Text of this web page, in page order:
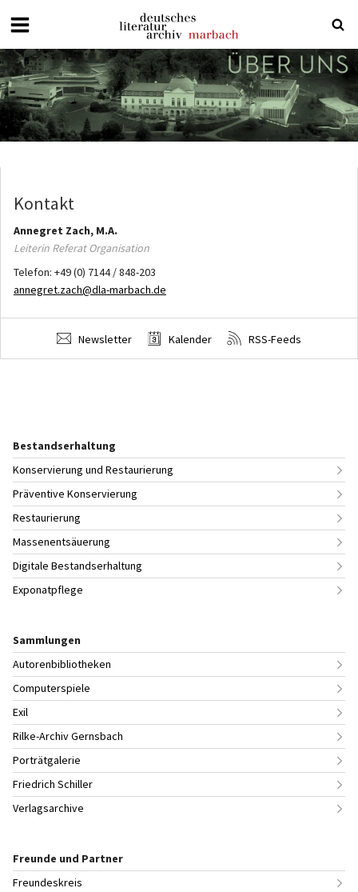
Deutsches
Literaturarchiv
Marbach
Kontakt
Annegret Zach, M.A.
Leiterin Referat Organisation
Telefon: +49 (0) 7144 / 848-203
annegret.zach@dla-marbach.de
Newsletter Kalender RSS-Feeds
Bestandserhaltung
Konservierung und Restaurierung
Präventive Konservierung
Restaurierung
Massenentsäuerung
Digitale Bestandserhaltung
Exponatpflege
Sammlungen
Autorenbibliotheken
Computerspiele
Exil
Rilke-Archiv Gernsbach
Porträtgalerie
Friedrich Schiller
Verlagsarchive
Freunde und Partner
Freundeskreis